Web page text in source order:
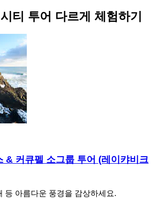
티 투어 다르게 체험하기
& 커큐펠 소그룹 투어 (레이캬비크
등 아름다운 풍경을 감상하세요.